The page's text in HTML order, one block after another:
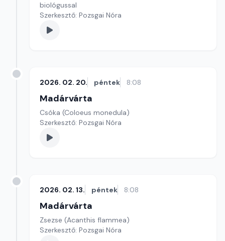
biológussal
Szerkesztő: Pozsgai Nóra
2026. 02. 20. péntek 8:08
Madárvárta
Csóka (Coloeus monedula)
Szerkesztő: Pozsgai Nóra
2026. 02. 13. péntek 8:08
Madárvárta
Zsezse (Acanthis flammea)
Szerkesztő: Pozsgai Nóra